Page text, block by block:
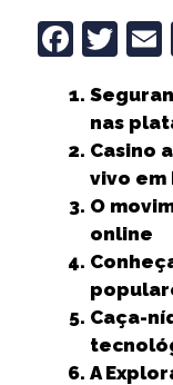
F
c
e
b
o
o
k
T
it
t
e
r
l
nas
Casino
vivo em
O
online
Caça-
A